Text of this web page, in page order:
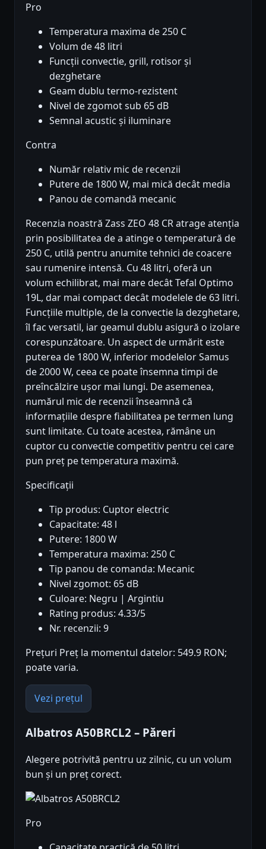
Pro
Temperatura maxima de 250 C
Volum de 48 litri
Funcții convectie, grill, rotisor și
dezghetare
Geam dublu termo-rezistent
Nivel de zgomot sub 65 dB
Semnal acustic și iluminare
Contra
Număr relativ mic de recenzii
Putere de 1800 W, mai mică decât media
Panou de comandă mecanic
Recenzia noastră Zass ZEO 48 CR atrage atenția
prin posibilitatea de a atinge o temperatură de
250 C, utilă pentru anumite tehnici de coacere
sau rumenire intensă. Cu 48 litri, oferă un
volum echilibrat, mai mare decât Tefal Optimo
19L, dar mai compact decât modelele de 63 litri.
Funcțiile multiple, de la convectie la dezghetare,
îl fac versatil, iar geamul dublu asigură o izolare
corespunzătoare. Un aspect de urmărit este
puterea de 1800 W, inferior modelelor Samus
de 2000 W, ceea ce poate însemna timpi de
preîncălzire ușor mai lungi. De asemenea,
numărul mic de recenzii înseamnă că
informațiile despre fiabilitatea pe termen lung
sunt limitate. Cu toate acestea, rămâne un
cuptor cu convectie competitiv pentru cei care
pun preț pe temperatura maximă.
Specificații
Tip produs: Cuptor electric
Capacitate: 48 l
Putere: 1800 W
Temperatura maxima: 250 C
Tip panou de comanda: Mecanic
Nivel zgomot: 65 dB
Culoare: Negru | Argintiu
Rating produs: 4.33/5
Nr. recenzii: 9
Prețuri Preț la momentul datelor: 549.9 RON;
poate varia.
Vezi prețul
Albatros A50BRCL2 – Păreri
Alegere potrivită pentru uz zilnic, cu un volum
bun și un preț corect.
Pro